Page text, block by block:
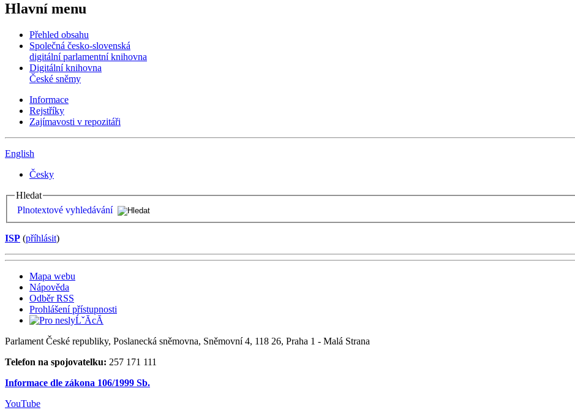
Hlavní menu
Přehled obsahu
Společná česko-slovenská
digitální parlamentní knihovna
Digitální knihovna
České sněmy
Informace
Rejstříky
Zajímavosti v repozitáři
English
Česky
Hledat
Plnotextové vyhledávání
ISP (příhlásit)
Mapa webu
Nápověda
Odběr RSS
Prohlášení přístupnosti
Parlament České republiky, Poslanecká sněmovna, Sněmovní 4, 118 26, Praha 1 - Malá Strana
Telefon na spojovatelku: 257 171 111
Informace dle zákona 106/1999 Sb.
YouTube